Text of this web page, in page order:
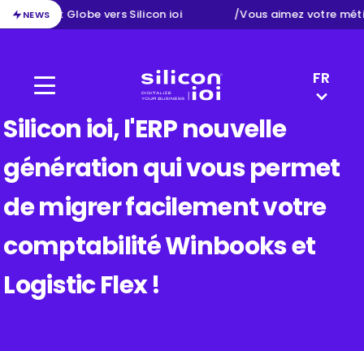
NEWS
d’Exact Globe vers Silicon ioi /Vous aimez votre
Menu
FR
Silicon ioi, l'ERP nouvelle
génération qui vous permet
de migrer facilement votre
comptabilité Winbooks et
Logistic Flex !